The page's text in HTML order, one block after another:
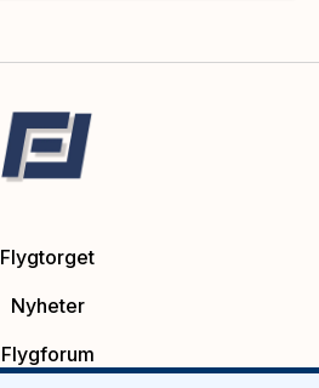
Flygtorget
Nyheter
Flygforum